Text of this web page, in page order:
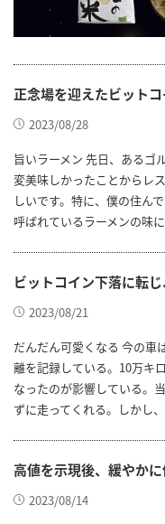
正念場を迎えたビット
2023/08/28
旨いラーメン 先日、あるゴ
変美味しかったことからレ
しいです。特に、僕の住ん
呼ばれているラーメンの味
ビットコイン下落に転
2023/08/21
だんだん可愛くなる 今の車
離を記録している。10万キ
なったのが影響している。
ずに走ってくれる。しかし
高値を示現後、緩やか
2023/08/14